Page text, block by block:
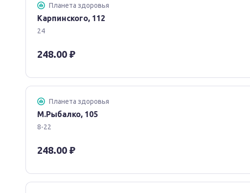
Достаньте из упаковки, снимите индивидуальную упаковку
Планета здоровья
Карпинского, 112
24
248.00 ₽
Планета здоровья
М.Рыбалко, 105
8-22
248.00 ₽